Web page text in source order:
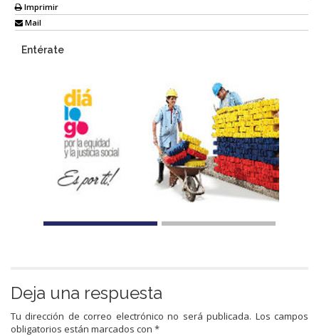
Imprimir
Mail
Entérate
Deja una respuesta
Tu dirección de correo electrónico no será publicada. Los campos
obligatorios están marcados con *